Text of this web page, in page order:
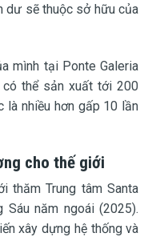
dư sẽ thuộc sở hữu của
mình tại Ponte Galeria
thể sản xuất tới 200
nhiều hơn gấp 10 lần
cho thế giới
thăm Trung tâm Santa
Sáu năm ngoái (2025).
xây dựng hệ thống và